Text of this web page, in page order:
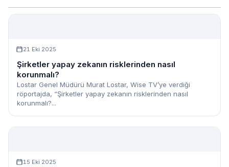
21 Eki 2025
Şirketler yapay zekanın risklerinden nasıl
korunmalı?
Lostar Genel Müdürü Murat Lostar, Wise TV’ye verdiği
röportajda, “Şirketler yapay zekanın risklerinden nasıl
korunmalı?...
15 Eki 2025